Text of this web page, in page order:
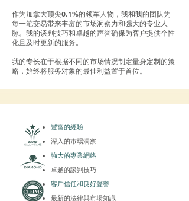
作为加拿大顶尖0.1%的领军人物，我和我的团队为
每一笔交易带来丰富的市场洞察力和强大的专业人
脉。我的谈判技巧和卓越的声誉确保为客户提供个性
化且及时更新的服务。
我的专长在于根据不同的市场情况制定量身定制的策
略，始终将服务对象的最佳利益置于首位。
豐富的經驗
深入的市場洞察
強大的專業網絡
卓越的談判技巧
客戶信任和良好聲譽
最新的法律與市場知識